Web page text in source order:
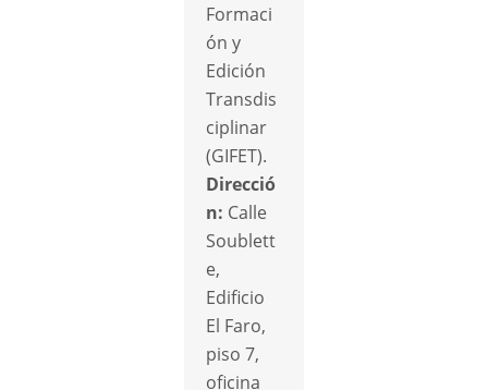
Formaci
ón y
Edición
Transdis
ciplinar
(GIFET).
Direcció
n: Calle
Soublett
e,
Edificio
El Faro,
piso 7,
oficina